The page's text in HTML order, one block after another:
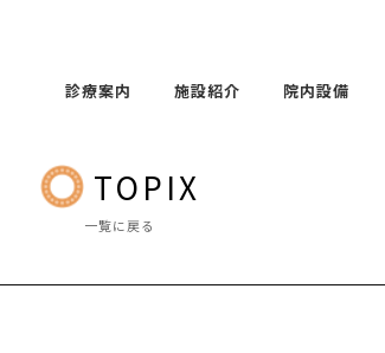
診療案内 施設紹介 院内設備
TOPIX
一覧に戻る